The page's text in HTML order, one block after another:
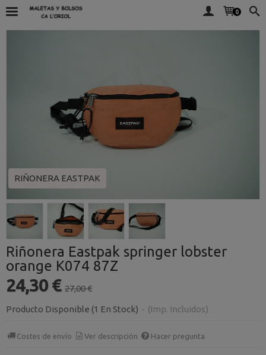
0
RIÑONERA EASTPAK
Riñonera Eastpak springer lobster
orange K074 87Z
24,30 € 27,00 €
Producto Disponible (1 En Stock) - (Imp. Incluidos)
Costes de envío Ver descripción Hacer pregunta